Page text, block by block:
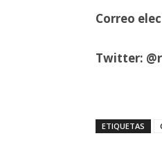
Correo
Twitter:
ETIQUETAS